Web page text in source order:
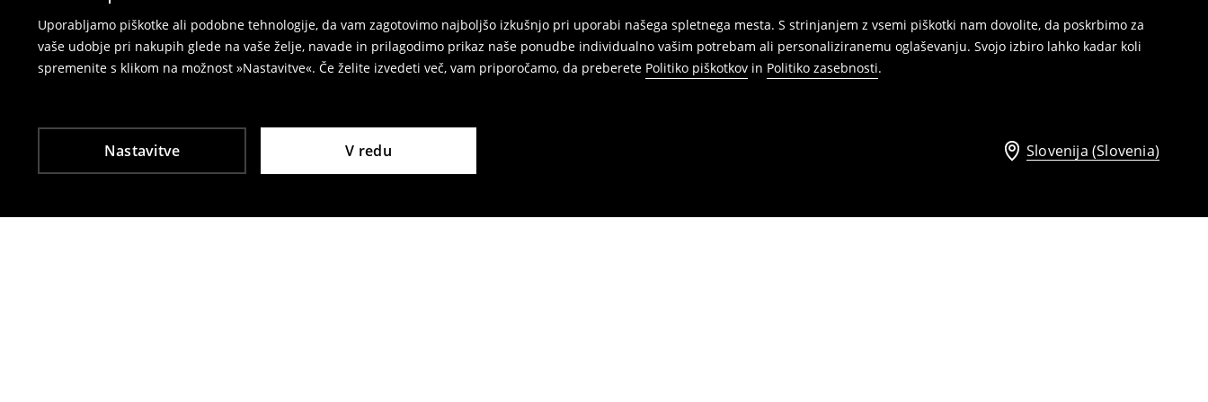
Uporabljamo piškotke ali podobne tehnologije, da vam zagotovimo najboljšo izkušnjo pri uporabi našega spletnega mesta. S strinjanjem z vsemi piškotki nam dovolite, da poskrbimo za
vaše udobje pri nakupih glede na vaše želje, navade in prilagodimo prikaz naše ponudbe individualno vašim potrebam ali personaliziranemu oglaševanju. Svojo izbiro lahko kadar koli
spremenite s klikom na možnost »Nastavitve«. Če želite izvedeti več, vam priporočamo, da preberete Politiko piškotkov in Politiko zasebnosti.
Nastavitve V redu Slovenija (Slovenia)